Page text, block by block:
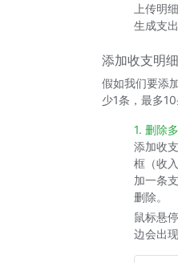
上传明
生成支
添加收支明
假如我们要添
少1条，最多
1. 删除
添加收
框（收
加一条
删除。
鼠标悬
边会出